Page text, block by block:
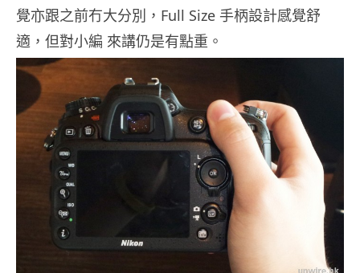
覺亦跟之前冇大分別，Full Size 手柄設計感覺舒
適，但對小編 來講仍是有點重。